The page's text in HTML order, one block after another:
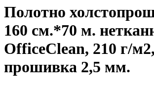
Полотно
160 см.*70 м.
OfficeClean, 210 г/м2,
прошивка 2,5 мм.